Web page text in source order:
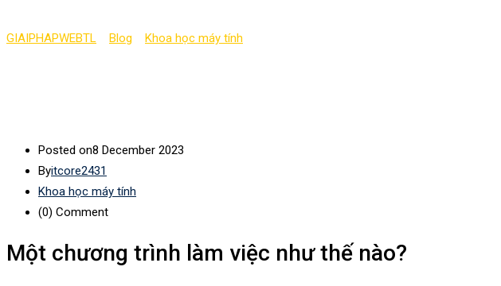
GIAIPHAPWEBTL Blog Khoa học máy tính
Posted on8 December 2023
Byitcore2431
Khoa học máy tính
(0) Comment
Một chương trình làm việc như thế nào?